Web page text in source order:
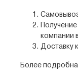
компании
Доставку
Более